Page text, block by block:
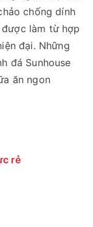
chống dính
được làm từ hợp
đại. Những
đá Sunhouse
ăn ngon
rẻ